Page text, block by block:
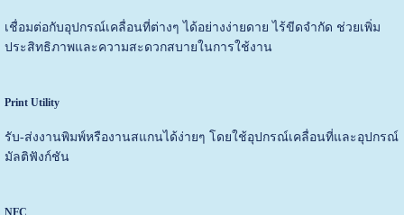
เชื่อมต่อกับอุปกรณ์เคลื่อนที่ต่างๆ ได้อย่างง่ายดาย ไร้ขีดจำกัด ช่วยเพิ่ม
ประสิทธิภาพและความสะดวกสบายในการใช้งาน
Print Utility
รับ-ส่งงานพิมพ์หรืองานสแกนได้ง่ายๆ โดยใช้อุปกรณ์เคลื่อนที่และอุปกรณ์
มัลติฟังก์ชัน